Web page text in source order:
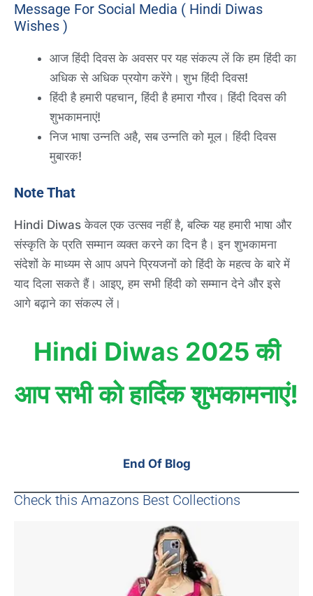
Message For Social Media ( Hindi Diwas
Wishes )
आज हिंदी दिवस के अवसर पर यह संकल्प लें कि हम हिंदी का
अधिक से अधिक प्रयोग करेंगे। शुभ हिंदी दिवस!
हिंदी है हमारी पहचान, हिंदी है हमारा गौरव। हिंदी दिवस की
शुभकामनाएं!
निज भाषा उन्नति अहै, सब उन्नति को मूल। हिंदी दिवस
मुबारक!
Note That
Hindi Diwas केवल एक उत्सव नहीं है, बल्कि यह हमारी भाषा और
संस्कृति के प्रति सम्मान व्यक्त करने का दिन है। इन शुभकामना
संदेशों के माध्यम से आप अपने प्रियजनों को हिंदी के महत्व के बारे में
याद दिला सकते हैं। आइए, हम सभी हिंदी को सम्मान देने और इसे
आगे बढ़ाने का संकल्प लें।
Hindi Diwas 2025 की
आप सभी को हार्दिक शुभकामनाएं!
End Of Blog
Check this Amazons Best Collections